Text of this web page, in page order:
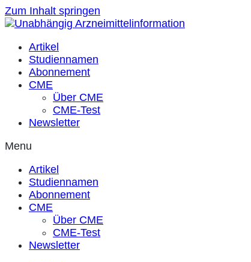
Zum Inhalt springen
Artikel
Studiennamen
Abonnement
CME
Über CME
CME-Test
Newsletter
Menu
Artikel
Studiennamen
Abonnement
CME
Über CME
CME-Test
Newsletter